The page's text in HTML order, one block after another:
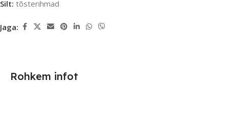
Silt: tõsterihmad
Jaga:
Rohkem infot